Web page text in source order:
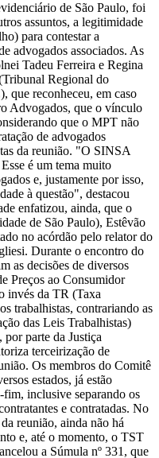
de São Paulo, foi
assuntos, a legitimidade
para contestar a
advogados associados. As
Tadeu Ferreira e Regina
Regional do
que reconheceu, em caso
Advogados, que o vínculo
que o MPT não
de advogados
da reunião. "O SINSA
é um tema muito
e, justamente por isso,
à questão", destacou
enfatizou, ainda, que o
de São Paulo), Estêvão
no acórdão pelo relator do
Durante o encontro do
as decisões de diversos
Preços ao Consumidor
invés da TR (Taxa
trabalhistas, contrariando as
das Leis Trabalhistas)
parte da Justiça
terceirização de
Os membros do Comitê
estados, já estão
fim, inclusive separando os
e contratadas. No
reunião, ainda não há
e, até o momento, o TST
a Súmula nº 331, que